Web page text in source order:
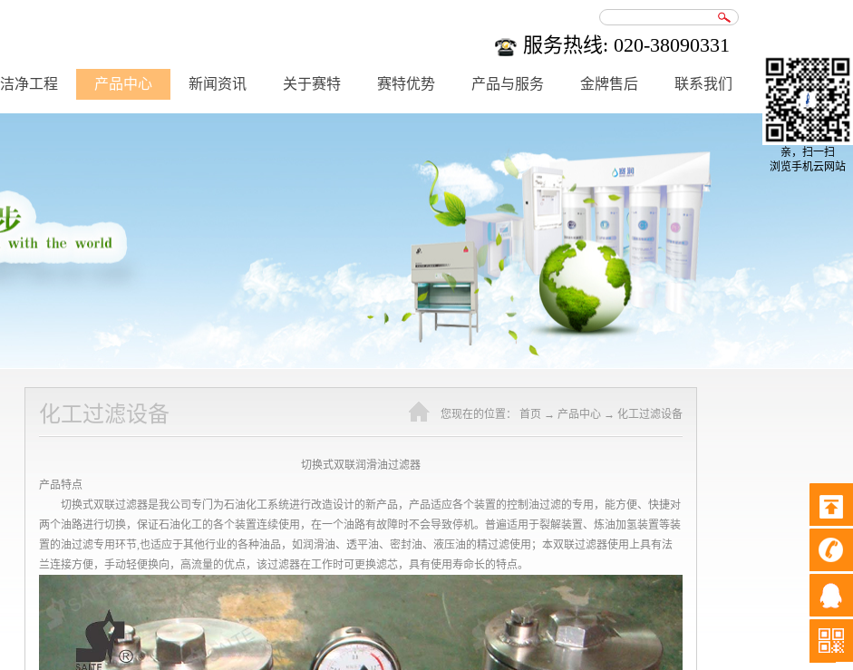
服务热线: 020-38090331
洁净工程 产品中心 新闻资讯 关于赛特 赛特优势 产品与服务 金牌售后 联系我们
化工过滤设备 您现在的位置： 首页 → 产品中心 → 化工过滤设备
切换式双联润滑油过滤器
产品特点
切换式双联过滤器是我公司专门为石油化工系统进行改造设计的新产品，产品适应各个装置的控制油过滤的专用，能方便、快捷对
两个油路进行切换，保证石油化工的各个装置连续使用，在一个油路有故障时不会导致停机。普遍适用于裂解装置、炼油加氢装置等装
置的油过滤专用环节,也适应于其他行业的各种油品，如润滑油、透平油、密封油、液压油的精过滤使用；本双联过滤器使用上具有法
兰连接方便，手动轻便换向，高流量的优点，该过滤器在工作时可更换滤芯，具有使用寿命长的特点。
亲，扫一扫
浏览手机云网站